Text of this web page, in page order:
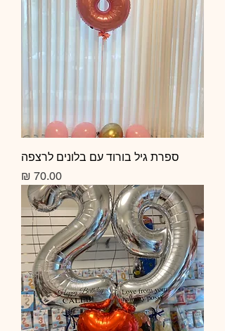
ספרת גיל בורוד עם בלונים לרצפה
מחיר